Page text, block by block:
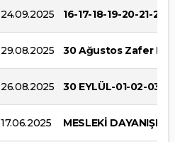
24.09.2025 16-17-18-19-20-21-22-
29.08.2025 30 Ağustos Zafer
26.08.2025 30 EYLÜL-01-02-03-
17.06.2025 MESLEKİ